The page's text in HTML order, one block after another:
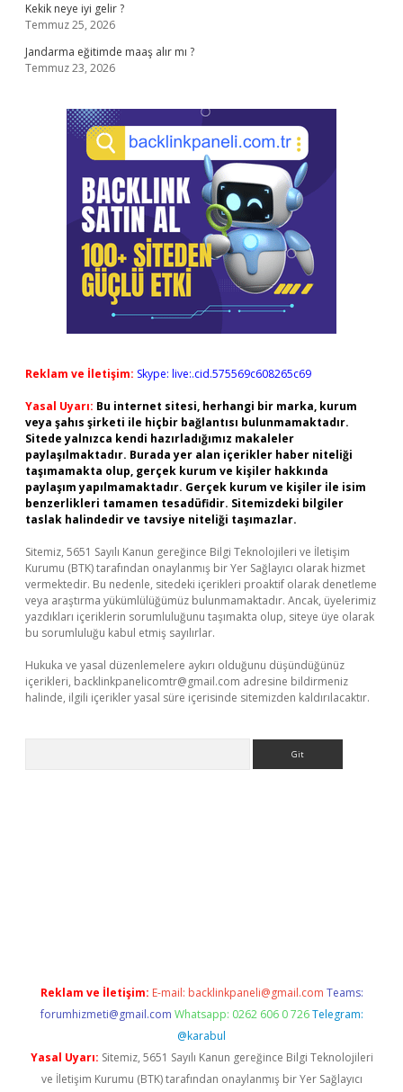
Kekik neye iyi gelir ?
Temmuz 25, 2026
Jandarma eğitimde maaş alır mı ?
Temmuz 23, 2026
Reklam ve İletişim: Skype: live:.cid.575569c608265c69
Yasal Uyarı: Bu internet sitesi, herhangi bir marka, kurum
veya şahıs şirketi ile hiçbir bağlantısı bulunmamaktadır.
Sitede yalnızca kendi hazırladığımız makaleler
paylaşılmaktadır. Burada yer alan içerikler haber niteliği
taşımamakta olup, gerçek kurum ve kişiler hakkında
paylaşım yapılmamaktadır. Gerçek kurum ve kişiler ile isim
benzerlikleri tamamen tesadüfidir. Sitemizdeki bilgiler
taslak halindedir ve tavsiye niteliği taşımazlar.
Sitemiz, 5651 Sayılı Kanun gereğince Bilgi Teknolojileri ve İletişim
Kurumu (BTK) tarafından onaylanmış bir Yer Sağlayıcı olarak hizmet
vermektedir. Bu nedenle, sitedeki içerikleri proaktif olarak denetleme
veya araştırma yükümlülüğümüz bulunmamaktadır. Ancak, üyelerimiz
yazdıkları içeriklerin sorumluluğunu taşımakta olup, siteye üye olarak
bu sorumluluğu kabul etmiş sayılırlar.
Hukuka ve yasal düzenlemelere aykırı olduğunu düşündüğünüz
içerikleri, backlinkpanelicomtr@gmail.com adresine bildirmeniz
halinde, ilgili içerikler yasal süre içerisinde sitemizden kaldırılacaktır.
Reklam ve İletişim: E-mail: backlinkpaneli@gmail.com Teams:
forumhizmeti@gmail.com Whatsapp: 0262 606 0 726 Telegram:
@karabul
Yasal Uyarı: Sitemiz, 5651 Sayılı Kanun gereğince Bilgi Teknolojileri
ve İletişim Kurumu (BTK) tarafından onaylanmış bir Yer Sağlayıcı